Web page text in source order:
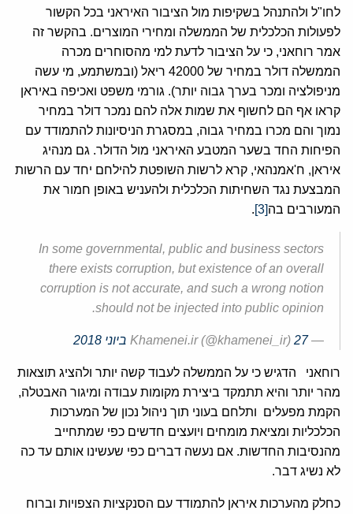
לחו"ל ולהתנהל בשקיפות מול הציבור האיראני בכל הקשור
לפעולות הכלכלית של הממשלה ומחירי המוצרים. בהקשר זה
אמר רוחאני, כי על הציבור לדעת למי מהסוחרים מכרה
הממשלה דולר במחיר של 42000 ריאל (ובמשתמע, מי עשה
מניפולציה ומכר בערך גבוה יותר). גורמי משפט ואכיפה באיראן
קראו אף הם לחשוף את שמות אלה להם נמכר דולר במחיר
נמוך והם מכרו במחיר גבוה, במסגרת הניסיונות להתמודד עם
הפיחות החד בשער המטבע האיראני מול הדולר. גם מנהיג
איראן, ח'אמנהאי, קרא לרשות השופטת להילחם יחד עם הרשות
המבצעת נגד השחיתות הכלכלית ולהעניש באופן חמור את
המעורבים בה[3]
.
In some governmental, public and business sectors
there exists corruption, but existence of an overall
corruption is not accurate, and such a wrong notion
should not be injected into public opinion.
— Khamenei.ir (@khamenei_ir)27 ביוני 2018
רוחאני הדגיש כי על הממשלה לעבוד קשה יותר ולהציג תוצאות
מהר יותר והיא תתמקד ביצירת מקומות עבודה ומיגור האבטלה,
הקמת מפעלים ותלחם בעוני תוך ניהול נכון של המערכות
הכלכליות ומציאת מומחים ויועצים חדשים כפי שמתחייב
מהנסיבות החדשות. אם נעשה דברים כפי שעשינו אותם עד כה
לא נשיג דבר.
כחלק מהערכות איראן להתמודד עם הסנקציות הצפויות וברוח